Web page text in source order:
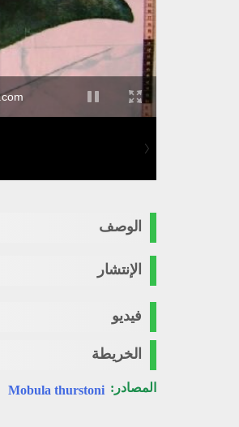
الوصف
الإنتشار
فيديو
الخريطة
المصادر: Mobula thurstoni